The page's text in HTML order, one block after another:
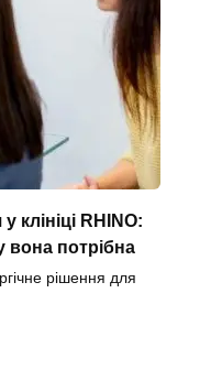
клініці RHINO:
вона потрібна
рішення для